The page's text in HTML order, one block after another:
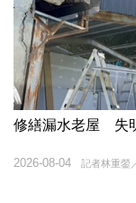
修繕漏水老屋 失
記者林重鎣
2026-08-04